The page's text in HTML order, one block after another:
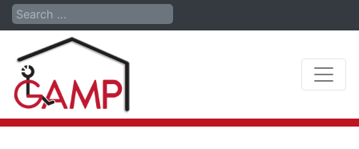
Search